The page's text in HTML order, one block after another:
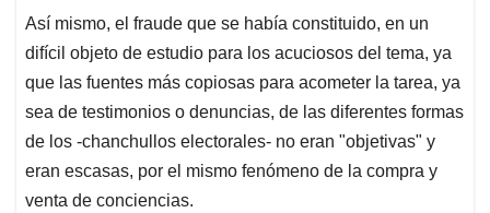
Así mismo, el fraude que se había constituido, en un
difícil objeto de estudio para los acuciosos del tema, ya
que las fuentes más copiosas para acometer la tarea, ya
sea de testimonios o denuncias, de las diferentes formas
de los -chanchullos electorales- no eran "objetivas" y
eran escasas, por el mismo fenómeno de la compra y
venta de conciencias.